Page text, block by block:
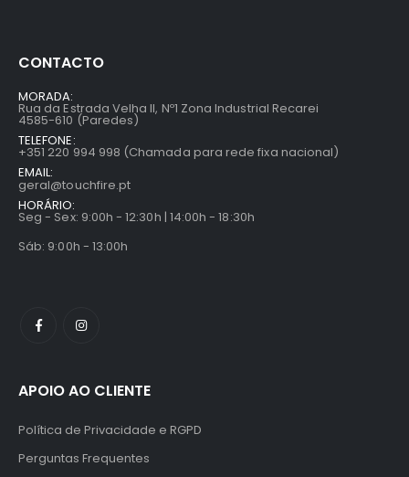
CONTACTO
MORADA:
Rua da Estrada Velha II, Nº1 Zona Industrial Recarei
4585-610 (Paredes)
TELEFONE:
+351 220 994 998 (Chamada para rede fixa nacional)
EMAIL:
geral@touchfire.pt
HORÁRIO:
Seg - Sex: 9:00h - 12:30h | 14:00h - 18:30h
Sáb: 9:00h - 13:00h
APOIO AO CLIENTE
Política de Privacidade e RGPD
Perguntas Frequentes